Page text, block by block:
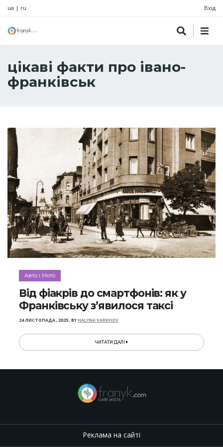
ua | ru Вхід
цікаві факти про івано-
франківськ
Авто і Мото
Від фіакрів до смартфонів: як у
Франківську з’явилося таксі
24 ЛИСТОПАДА , 2025,BYHALYNA VARKHOV
ЧИТАТИ ДАЛІ
Реклама на сайті